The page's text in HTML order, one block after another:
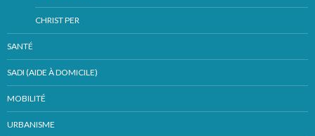
CHRIST PER
SANTÉ
SADI (AIDE À DOMICILE)
MOBILITÉ
URBANISME